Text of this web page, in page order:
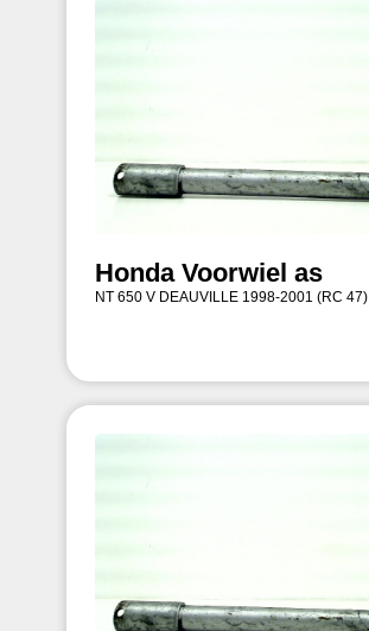
Honda Voorwiel as
NT 650 V DEAUVILLE 1998-2001 (RC 47)